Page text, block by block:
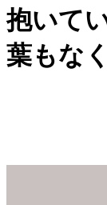
抱いて
葉もな